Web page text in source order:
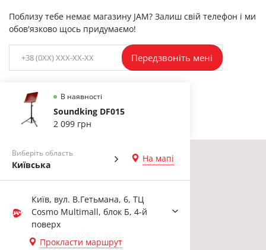
Поблизу тебе немає магазину JAM? Залиш свій телефон і ми
обов'язково щось придумаємо!
В наявності
Soundking DF015
2 099 грн
Виберіть область
Київська
На мапі
Київ, вул. В.Гетьмана, 6, ТЦ
Cosmo Multimall, блок Б, 4-й
поверх
Прокласти маршрут
Передзвоніть мені